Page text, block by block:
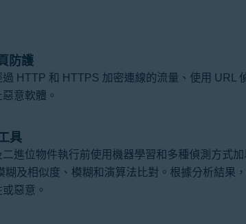
防護
過 HTTP 和 HTTPS 加密連線的流量、使用 URL
意軟體。
具
二進位物件執行前使用機器學習和多種偵測方式
糊及相似度、模糊和演算法比對。根據分析結果
惡意。